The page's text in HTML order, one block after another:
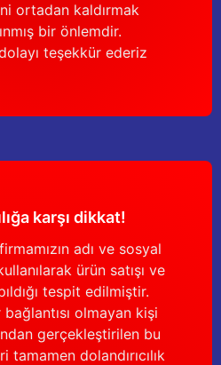
ortadan kaldırmak
bir önlemdir.
dolayı teşekkür ederiz
karşı dikkat!
adı ve sosyal
ürün satışı ve
tespit edilmiştir.
olmayan kişi
gerçekleştirilen bu
tamamen dolandırıcılık